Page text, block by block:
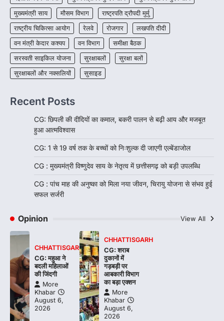
मुख्यमंत्री साय
मौसम विभाग
राष्ट्रपति द्रौपदी मुर्मु
राष्ट्रीय चिकित्सा आयोग
रेलवे रोजगार
लखपति दीदी
वन मंत्री केदार कश्यप
वन विभाग
समीक्षा बैठक
सरस्वती साइकिल योजना
सुरक्षाबलों
सुरक्षा बलों
सुरक्षाबलों और नक्सलियों
सुसाइड
Recent Posts
CG: छिपली की दीदियों का कमाल, बकरी पालन से बढ़ी आय और मजबूत
हुआ आत्मविश्वास
CG: 1 से 19 वर्ष तक के बच्चों को निःशुल्क दी जाएगी एल्बेंडाजोल
CG : मुख्यमंत्री विष्णुदेव साय के नेतृत्व में छत्तीसगढ़ को बड़ी उपलब्धि
CG : पांच माह की अनुष्का को मिला नया जीवन, चिरायु योजना से संभव हुई
सफल सर्जरी
Opinion View All
CHHATTISGARH
CG: महुआ ने
बदली महिलाओं
की जिंदगी
More
Khabar
August 6,
2026
CHHATTISGARH
CG: शराब
दुकानों में
गड़बड़ी पर
आबकारी विभाग
का बड़ा एक्शन
More
Khabar
August 6,
2026